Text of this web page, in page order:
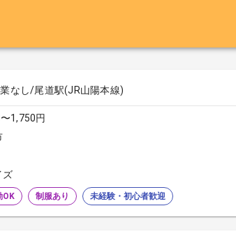
なし/尾道駅(JR山陽本線)
1,750円
ズ
OK 制服あり 未経験・初心者歓迎